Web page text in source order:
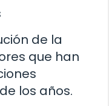
de la
que han
los años.